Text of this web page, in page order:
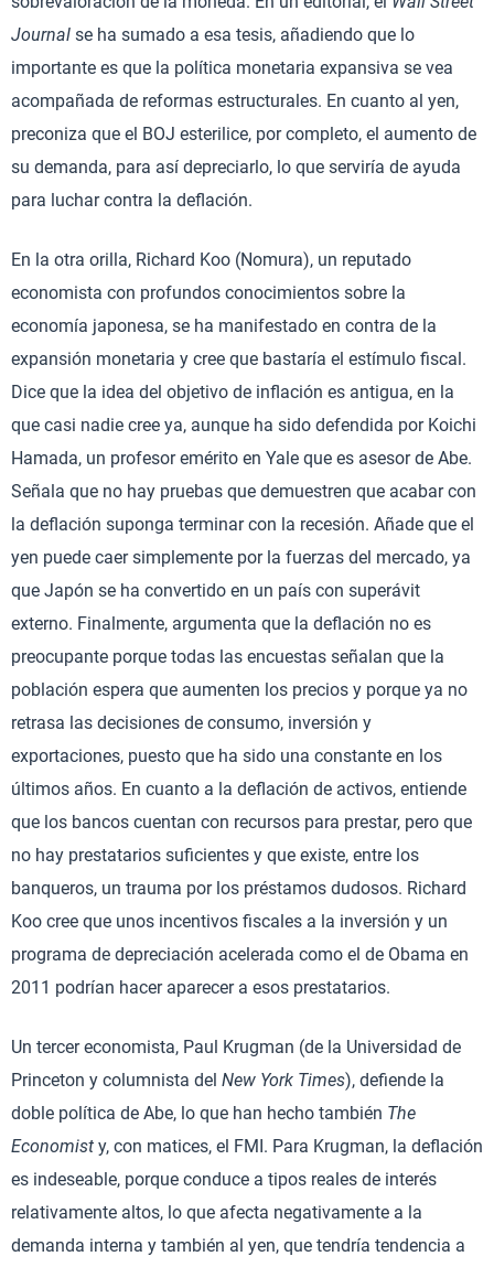
Journal se ha sumado a esa tesis, añadiendo que lo
importante es que la política monetaria expansiva se vea
acompañada de reformas estructurales. En cuanto al yen,
preconiza que el BOJ esterilice, por completo, el aumento de
su demanda, para así depreciarlo, lo que serviría de ayuda
para luchar contra la deflación.
En la otra orilla, Richard Koo (Nomura), un reputado
economista con profundos conocimientos sobre la
economía japonesa, se ha manifestado en contra de la
expansión monetaria y cree que bastaría el estímulo fiscal.
Dice que la idea del objetivo de inflación es antigua, en la
que casi nadie cree ya, aunque ha sido defendida por Koichi
Hamada, un profesor emérito en Yale que es asesor de Abe.
Señala que no hay pruebas que demuestren que acabar con
la deflación suponga terminar con la recesión. Añade que el
yen puede caer simplemente por la fuerzas del mercado, ya
que Japón se ha convertido en un país con superávit
externo. Finalmente, argumenta que la deflación no es
preocupante porque todas las encuestas señalan que la
población espera que aumenten los precios y porque ya no
retrasa las decisiones de consumo, inversión y
exportaciones, puesto que ha sido una constante en los
últimos años. En cuanto a la deflación de activos, entiende
que los bancos cuentan con recursos para prestar, pero que
no hay prestatarios suficientes y que existe, entre los
banqueros, un trauma por los préstamos dudosos. Richard
Koo cree que unos incentivos fiscales a la inversión y un
programa de depreciación acelerada como el de Obama en
2011 podrían hacer aparecer a esos prestatarios.
Un tercer economista, Paul Krugman (de la Universidad de
Princeton y columnista del New York Times), defiende la
doble política de Abe, lo que han hecho también The
Economist y, con matices, el FMI. Para Krugman, la deflación
es indeseable, porque conduce a tipos reales de interés
relativamente altos, lo que afecta negativamente a la
demanda interna y también al yen, que tendría tendencia a